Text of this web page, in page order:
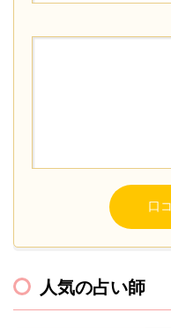
人気の占い師